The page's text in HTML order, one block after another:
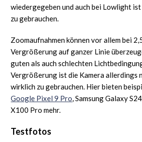
wiedergegeben und auch bei Lowlight ist
zu gebrauchen.
Zoomaufnahmen können vor allem bei
Vergrößerung auf ganzer Linie
guten als auch schlechten
Vergrößerung ist die Kamera allerdings
wirklich zu gebrauchen. Hier bieten
Google Pixel 9 Pro, Samsung Galaxy
X100 Pro mehr.
Testfotos